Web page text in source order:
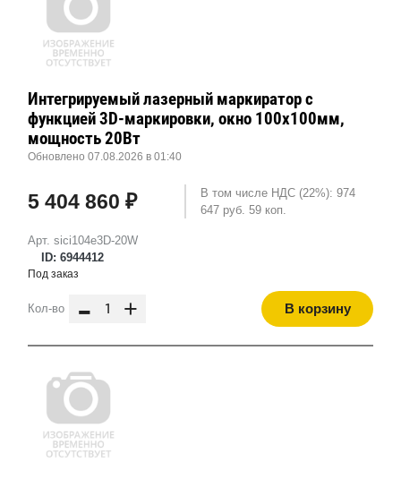
Арт. sici104e3D-20W
ID: 6944412
Интегрируемый лазерный маркиратор с
функцией 3D-маркировки, окно 100х100мм,
мощность 20Вт
Обновлено 07.08.2026 в 01:40
5 404 860 ₽
В том числе НДС (22%): 974
647 руб. 59 коп.
Под заказ
Кол-во - + В корзину